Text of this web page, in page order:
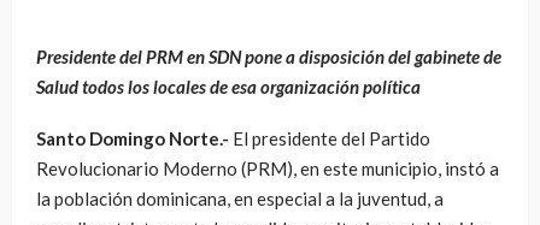
Presidente del PRM en SDN pone a disposición del gabinete de
Salud todos los locales de esa organización política
Santo Domingo Norte.- El presidente del Partido
Revolucionario Moderno (PRM), en este municipio, instó a
la población dominicana, en especial a la juventud, a